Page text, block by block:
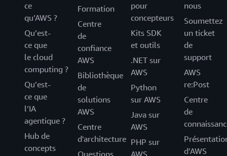
ce
qu’AWS ?
Qu’est-
ce que
le cloud
computing ?
Qu’est-
ce que
l’IA
agentique ?
Hub de
concepts
Formation
Centre
de
confiance
AWS
Bibliothèque
de
solutions
AWS
Centre
d'architecture
Questions
pour
concepteurs
Kits SDK
et outils
.NET sur
AWS
Python
sur AWS
Java sur
AWS
PHP sur
AWS
nous
Soumettez
un ticket
de
support
AWS
re:Post
Centre
de
d’AWS